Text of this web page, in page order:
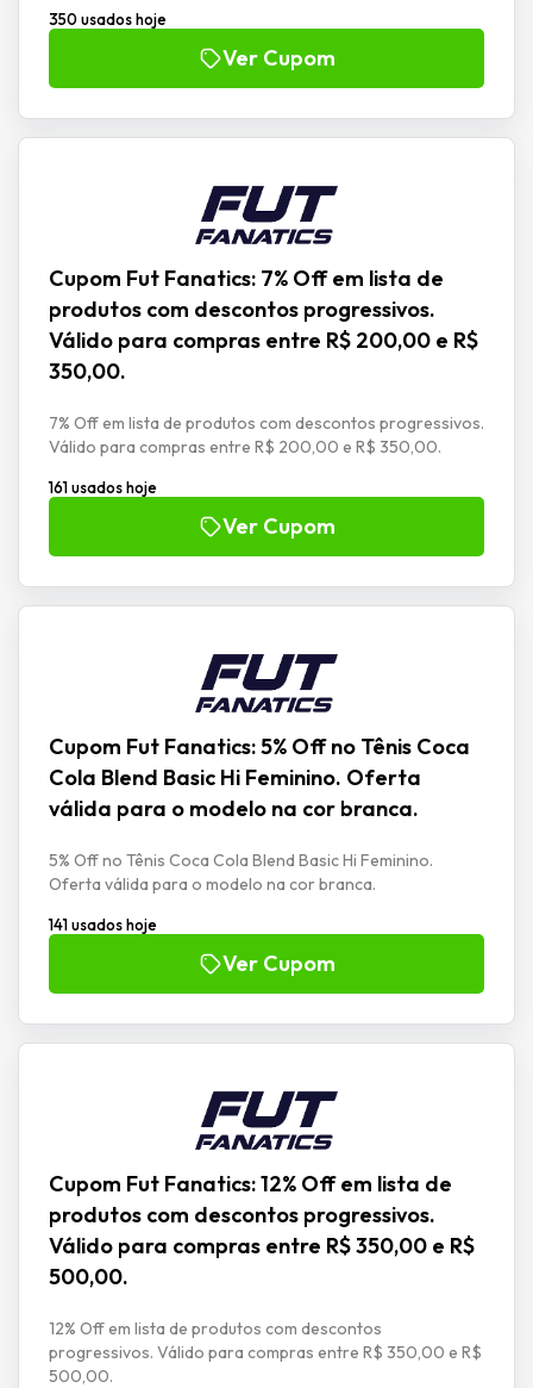
350 usados hoje
Ver Cupom
Cupom Fut Fanatics: 7% Off em lista de
produtos com descontos progressivos.
Válido para compras entre R$ 200,00 e R$
350,00.
7% Off em lista de produtos com descontos progressivos.
Válido para compras entre R$ 200,00 e R$ 350,00.
161 usados hoje
Ver Cupom
Cupom Fut Fanatics: 5% Off no Tênis Coca
Cola Blend Basic Hi Feminino. Oferta
válida para o modelo na cor branca.
5% Off no Tênis Coca Cola Blend Basic Hi Feminino.
Oferta válida para o modelo na cor branca.
141 usados hoje
Ver Cupom
Cupom Fut Fanatics: 12% Off em lista de
produtos com descontos progressivos.
Válido para compras entre R$ 350,00 e R$
500,00.
12% Off em lista de produtos com descontos
progressivos. Válido para compras entre R$ 350,00 e R$
500,00.